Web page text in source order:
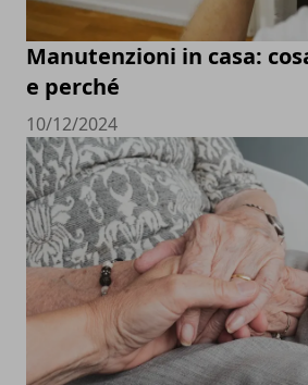
Manutenzioni in casa:
e perché
10/12/2024